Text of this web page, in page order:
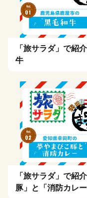
「旅サラダ」で紹
牛
「旅サラダ」で紹
豚」と「消防カレー